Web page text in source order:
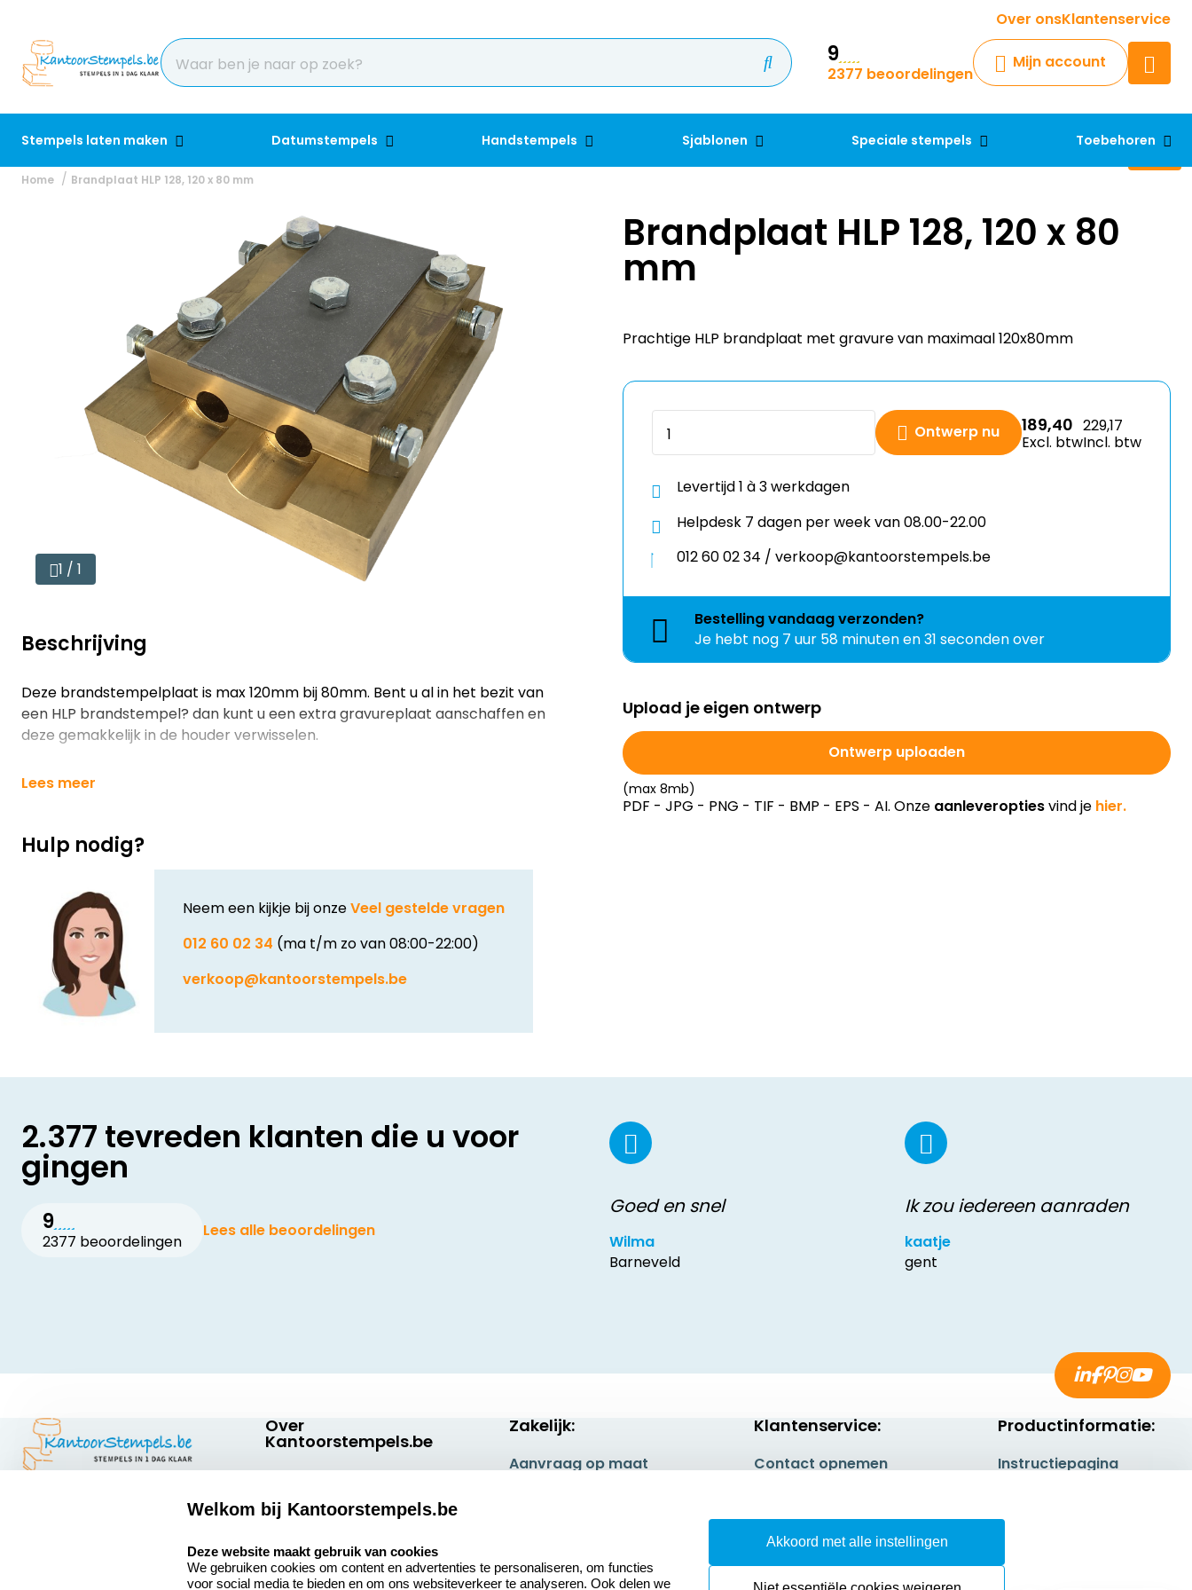
Over onsKlantenservice
9
2377 beoordelingen
Mijn account
Stempels laten maken Datumstempels Handstempels Sjablonen Speciale stempels Toebehoren
Krijg een antwoord op uw vraag
Chatbot
Chat 24/7 met onze chatbot
Contact
Home Brandplaat HLP 128, 120 x 80 mm
1 / 1
Beschrijving
Deze brandstempelplaat is max 120mm bij 80mm. Bent u al in het bezit van
een HLP brandstempel? dan kunt u een extra gravureplaat aanschaffen en
deze gemakkelijk in de houder verwisselen.
Lees meer
Hulp nodig?
Neem een kijkje bij onzeVeel gestelde vragen
012 60 02 34 (ma t/m zo van 08:00-22:00)
verkoop@kantoorstempels.be
Brandplaat HLP 128, 120 x 80
mm
Prachtige HLP brandplaat met gravure van maximaal 120x80mm
Ontwerp nu 189,40
Excl. btw
229,17
Incl. btw
Levertijd 1 à 3 werkdagen
Helpdesk 7 dagen per week van 08.00-22.00
012 60 02 34 / verkoop@kantoorstempels.be
Bestellingvandaagverzonden?
Je hebt nog 7 uur 58 minuten en 30 seconden over
Upload je eigen ontwerp
Ontwerp uploaden
(max 8mb)
PDF - JPG - PNG - TIF - BMP - EPS - AI. Onze aanleveroptiesvind je hier.
2.377 tevreden klanten die u voor
gingen
9
2377 beoordelingen
Lees alle beoordelingen
Goed en snel
Wilma
Barneveld
Ik zou iedereen aanraden
kaatje
gent
Kantoorstempels.be
Over
Kantoorstempels.be
Bedrijfsgegevens
Extra informatie
Onze vacatures
Zakelijk:
Aanvraag op maat
Klantenservice:
Contact opnemen
Herroepingsrecht
Productinformatie:
Instructiepagina
Safety Sheets
Sitemap
Welkom bij Kantoorstempels.be
Deze website maakt gebruik van cookies
We gebruiken cookies om content en advertenties te personaliseren, om functies
voor social media te bieden en om ons websiteverkeer te analyseren. Ook delen we
Akkoord met alle instellingen